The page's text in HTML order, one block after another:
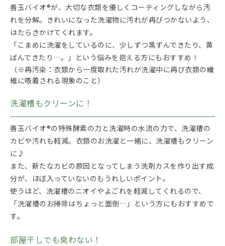
善玉バイオ®が、大切な衣類を優しくコーティングしながら汚
れを分解。きれいになった洗濯物に汚れが再びつかないよう、
はたらきかけてくれます。
「こまめに洗濯をしているのに、少しずつ黒ずんできたり、黄
ばんできたり…。」という悩みを抱える方にもおすすめ！
（※再汚染：衣類から一度取れた汚れが洗濯中に再び衣類の繊
維に吸着される現象のこと）
洗濯槽もクリーンに！
善玉バイオ®の特殊酵素の力と洗濯時の水流の力で、洗濯槽の
カビや汚れも軽減。衣類のお洗濯と一緒に、洗濯槽もクリーン
に♪
また、新たなカビの原因となってしまう洗剤カスを作り出す成
分が、ほぼ入っていないのもうれしいポイント。
使うほど、洗濯槽のニオイやよごれを軽減してくれるので、
「洗濯槽のお掃除はちょっと面倒…」という方にもおすすめで
す。
部屋干しでも臭わない！